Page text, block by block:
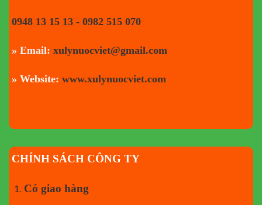
0948 13 15 13 - 0982 515 070
» Email: xulynuocviet@gmail.com
» Website: www.xulynuocviet.com
CHÍNH SÁCH CÔNG TY
Có giao hàng